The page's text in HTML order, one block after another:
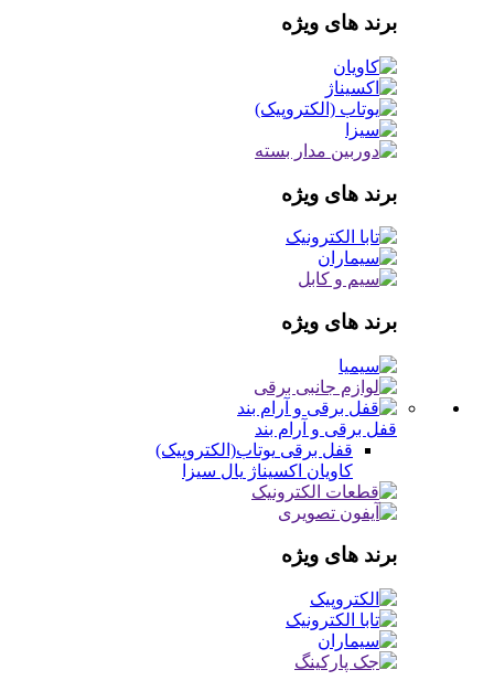
برند های ویژه
برند های ویژه
برند های ویژه
قفل برقی و آرام بند
قفل برقی یوتاب(الکتروپیک)
کاویان اکسیناژ یال سیزا
برند های ویژه